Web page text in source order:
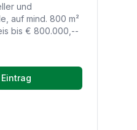
und
auf mind. 800 m²
bis € 800.000,--